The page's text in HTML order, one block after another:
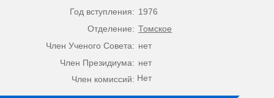
Год вступления: 1976
Отделение: Томское
Член Ученого Совета: нет
Член Президиума: нет
Член комиссий: Нет